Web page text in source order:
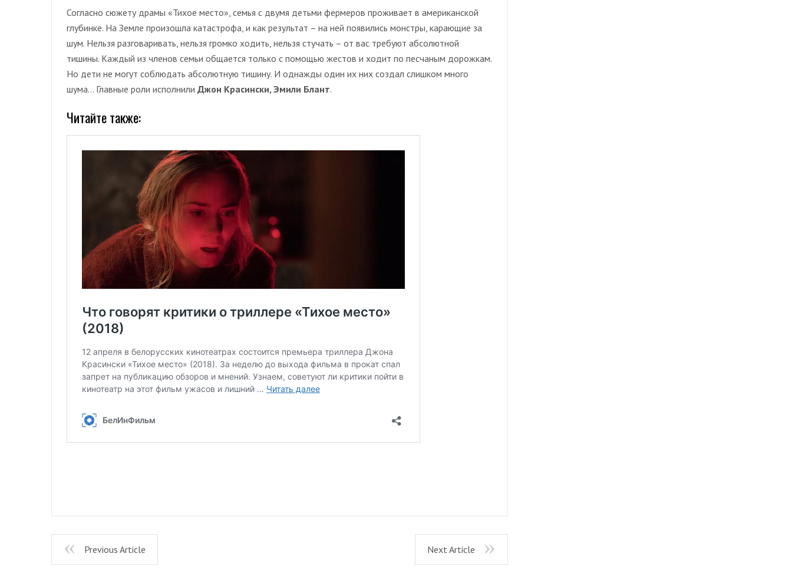
Согласно сюжету драмы «Тихое место», семья с двумя детьми фермеров проживает в американской
глубинке. На Земле произошла катастрофа, и как результат – на ней появились монстры, карающие за
шум. Нельзя разговаривать, нельзя громко ходить, нельзя стучать – от вас требуют абсолютной
тишины. Каждый из членов семьи общается только с помощью жестов и ходит по песчаным дорожкам.
Но дети не могут соблюдать абсолютную тишину. И однажды один их них создал слишком много
шума… Главные роли исполнили Джон Красински, Эмили Блант.
Читайте также:
Previous Article Next Article